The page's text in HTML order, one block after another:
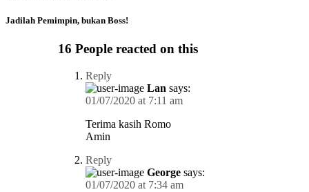
Jadilah Pemimpin, bukan Boss!
16 People reacted on this
Reply
Lan says:
01/07/2020 at 7:11 am
Terima kasih Romo
Amin
Reply
George says:
01/07/2020 at 7:34 am